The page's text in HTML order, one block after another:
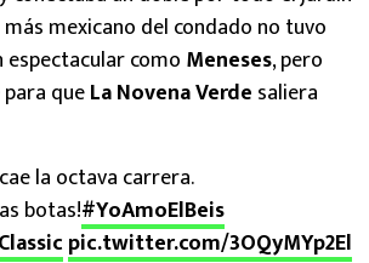
mexicano del condado no tuvo
como Meneses, pero
queLa Novena Verde saliera
la octava carrera.
botas!#YoAmoElBeis
pic.twitter.com/3OQyMYp2El